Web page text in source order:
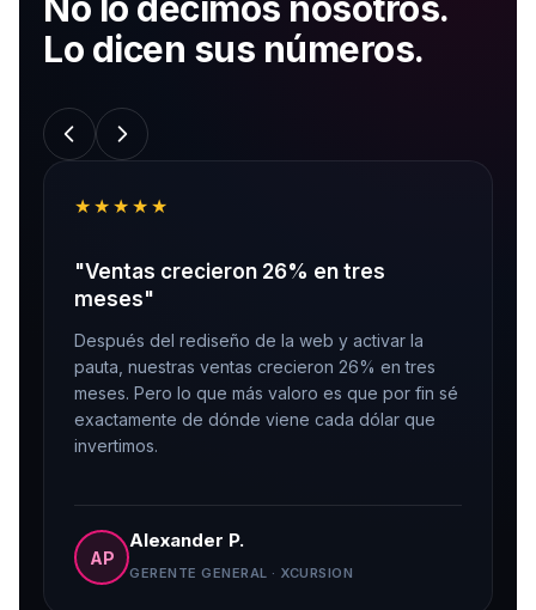
Lo dicen sus números.
★★★★★
"Ventas crecieron 26% en tres
meses"
Después del rediseño de la web y activar la
pauta, nuestras ventas crecieron 26% en tres
meses. Pero lo que más valoro es que por fin sé
exactamente de dónde viene cada dólar que
invertimos.
AP
Alexander P.
GERENTE GENERAL · XCURSION